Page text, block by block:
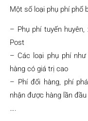
Một số loại phụ phí phổ
– Phụ phí tuyến
Post
– Các loại phụ phí
hàng có giá trị cao
– Phí đổi hàng, phí
nhận được hàng lần đầu
….